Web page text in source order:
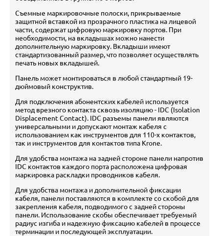
Съемные маркировочные полоски, прикрываемые
защитной вставкой из прозрачного пластика на лицевой
части, содержат цифровую маркировку портов. При
необходимости, на вкладышах можно нанести
дополнительную маркировку. Вкладыши имеют
стандартизованный размер, что позволяет осуществлять
печать новых вкладышей.
Панель может монтироваться в любой стандартный 19-
дюймовый конструктив.
Для подключения абонентских кабелей используется
метод врезного контакта сквозь изоляцию - IDC (Isolation
Displacement Contact). IDC разъемы панели являются
универсальными и допускают монтаж кабеля с
использованием как инструментов для 110-х контактов,
так и инструментов для контактов типа Krone.
Для удобства монтажа на задней стороне панели напротив
IDC контактов каждого порта расположена цифровая
маркировка раскладки проводников кабеля.
Для удобства монтажа и дополнительной фиксации
кабеля, панели поставляются в комплекте со скобой для
закрепления кабеля, подводимого с задней стороны
панели. Использование скобы обеспечивает требуемый
радиус изгиба и надежную фиксацию кабелей в процессе
терминации и последующей эксплуатации.